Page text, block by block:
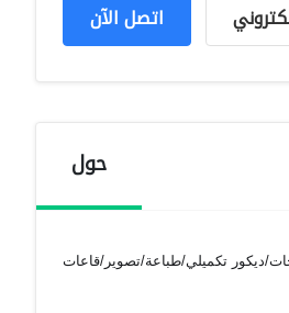
اتصل الآن
حول
ديكور تكميلي/طباعة/تصوير/قاعات